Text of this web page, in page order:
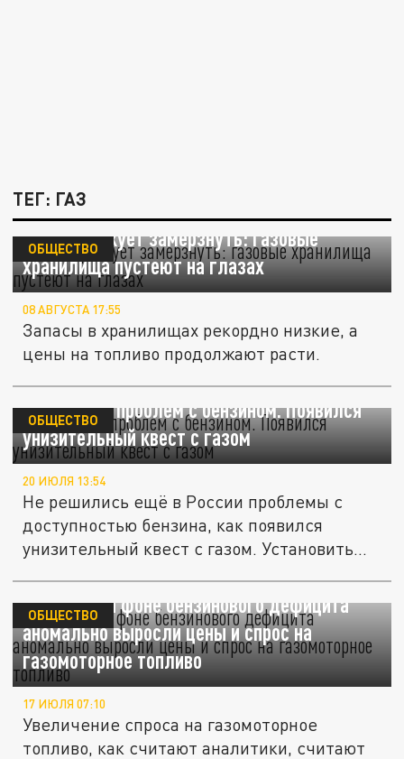
ТЕГ: ГАЗ
Европа рискует замерзнуть: газовые
хранилища пустеют на глазах
ОБЩЕСТВО
08 АВГУСТА 17:55
Запасы в хранилищах рекордно низкие, а
цены на топливо продолжают расти.
Мало было проблем с бензином. Появился
унизительный квест с газом
ОБЩЕСТВО
20 ИЮЛЯ 13:54
Не решились ещё в России проблемы с
доступностью бензина, как появился
унизительный квест с газом. Установить...
В Питере на фоне бензинового дефицита
аномально выросли цены и спрос на
газомоторное топливо
ОБЩЕСТВО
17 ИЮЛЯ 07:10
Увеличение спроса на газомоторное
топливо, как считают аналитики, считают